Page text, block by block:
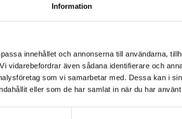
Information
innehållet och annonserna till användarna,
vidarebefordrar även sådana identifierare och
som vi samarbetar med. Dessa kan i
eller som de har samlat in när du har
Andra som handlade
Rainbow T-Shirt
Black 3XL
129 kr